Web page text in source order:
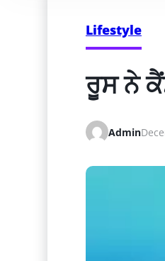
Lifestyle
ਰੂਸ ਨੇ
Admin